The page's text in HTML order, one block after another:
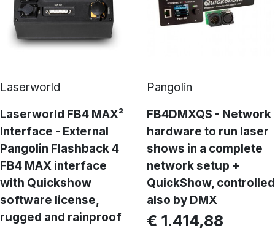
Laserworld
Laserworld FB4 MAX²
Interface - External
Pangolin Flashback 4
FB4 MAX interface
with Quickshow
software license,
rugged and rainproof
Pangolin
FB4DMXQS - Network
hardware to run laser
shows in a complete
network setup +
QuickShow, controlled
also by DMX
€ 1.414,88